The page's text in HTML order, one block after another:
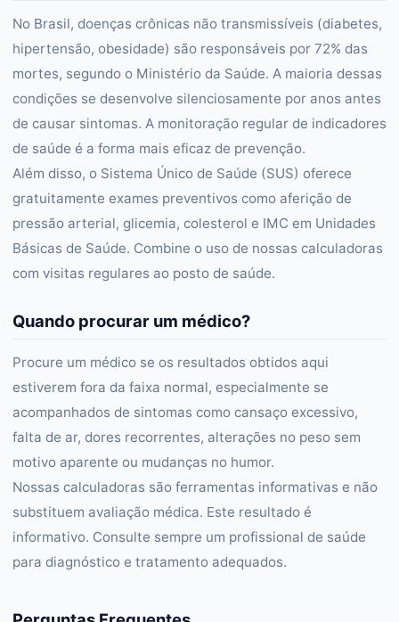
No Brasil, doenças crônicas não transmissíveis (diabetes,
hipertensão, obesidade) são responsáveis por 72% das
mortes, segundo o Ministério da Saúde. A maioria dessas
condições se desenvolve silenciosamente por anos antes
de causar sintomas. A monitoração regular de indicadores
de saúde é a forma mais eficaz de prevenção.
Além disso, o Sistema Único de Saúde (SUS) oferece
gratuitamente exames preventivos como aferição de
pressão arterial, glicemia, colesterol e IMC em Unidades
Básicas de Saúde. Combine o uso de nossas calculadoras
com visitas regulares ao posto de saúde.
Quando procurar um médico?
Procure um médico se os resultados obtidos aqui
estiverem fora da faixa normal, especialmente se
acompanhados de sintomas como cansaço excessivo,
falta de ar, dores recorrentes, alterações no peso sem
motivo aparente ou mudanças no humor.
Nossas calculadoras são ferramentas informativas e não
substituem avaliação médica. Este resultado é
informativo. Consulte sempre um profissional de saúde
para diagnóstico e tratamento adequados.